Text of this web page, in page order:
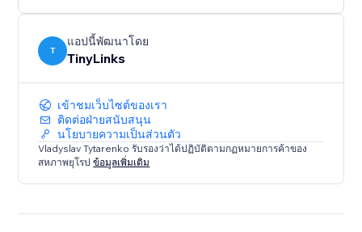
T
แอปนี้พัฒนาโดย
TinyLinks
เข้าชมเว็บไซต์ของเรา
ติดต่อฝ่ายสนับสนุน
นโยบายความเป็นส่วนตัว
Vladyslav Tytarenko รับรองว่าได้ปฏิบัติตามกฏหมายการค้าของ
สหภาพยุโรปข้อมูลเพิ่มเติม